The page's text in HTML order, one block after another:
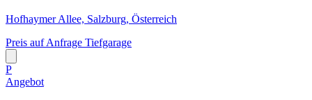
Hofhaymer Allee, Salzburg, Österreich
Preis auf Anfrage Tiefgarage
P
Angebot